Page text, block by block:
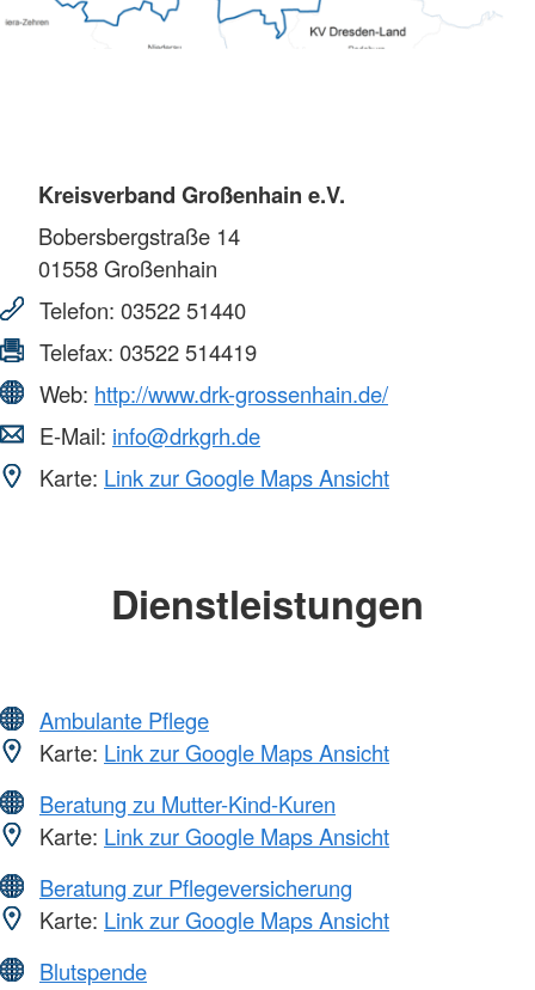
Kreisverband Großenhain e.V.
Bobersbergstraße 14
01558Großenhain
Telefon: 03522 51440
Telefax: 03522 514419
Web: http://www.drk-grossenhain.de/
E-Mail: info@drkgrh.de
Karte: Link zur Google Maps Ansicht
Dienstleistungen
Ambulante Pflege
Karte: Link zur Google Maps Ansicht
Beratung zu Mutter-Kind-Kuren
Karte: Link zur Google Maps Ansicht
Beratung zur Pflegeversicherung
Karte: Link zur Google Maps Ansicht
Blutspende